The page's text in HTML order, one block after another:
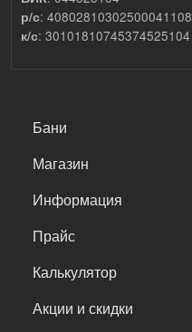
р/с: 40802810302500041108
к/с: 30101810745374525104
САМОЕ ВАЖНОЕ
Бани
Магазин
Информация
Прайс
Калькулятор
Акции и скидки